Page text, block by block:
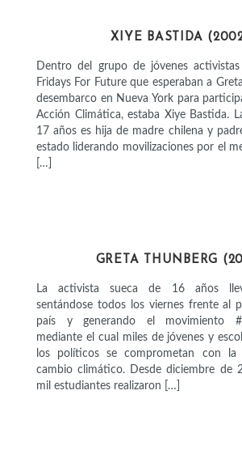
XIYE BASTIDA
Dentro del grupo de jóvenes
Fridays For Future que esperaban a
desembarco en Nueva York para
Acción Climática, estaba Xiye Bastida.
17 años es hija de madre chilena y
estado liderando movilizaciones por el
[…]
GRETA THUNBERG
La activista sueca de 16 años
sentándose todos los viernes frente al
país y generando el movimiento
mediante el cual miles de jóvenes y
los políticos se comprometan con la
cambio climático. Desde diciembre de
mil estudiantes realizaron […]